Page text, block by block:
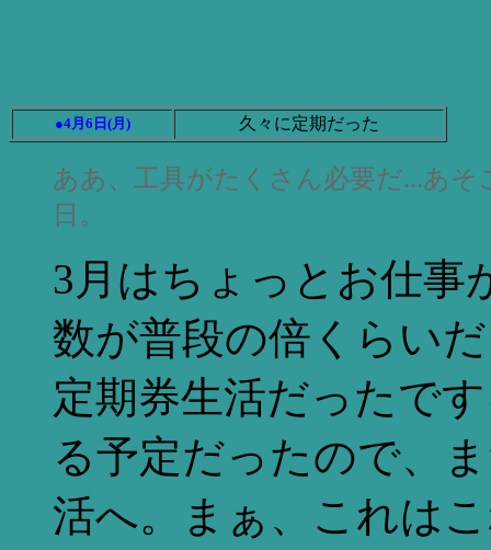
●4月6日(月) 久々に定期だった
ああ、工具がたくさん必要だ...あ
日。
3月はちょっとお仕事
数が普段の倍くらい
定期券生活だったで
る予定だったので、
活へ。まぁ、これは